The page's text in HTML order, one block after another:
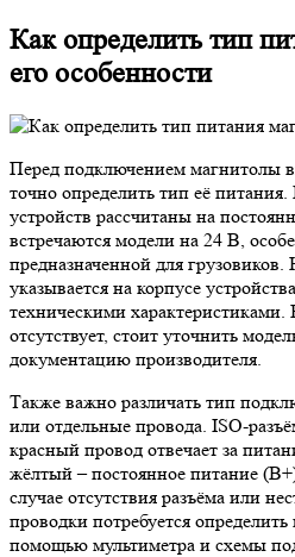
Как определить тип
его особенности
Перед подключением магнитолы
точно определить тип её
устройств рассчитаны на
встречаются модели на 24 В,
предназначенной для грузовиков.
указывается на корпусе
техническими характеристиками.
отсутствует, стоит уточнить
документацию производителя.
Также важно различать тип
или отдельные провода. ISO-
красный провод отвечает за
жёлтый – постоянное питание
случае отсутствия разъёма или
проводки потребуется
помощью мультиметра и схемы